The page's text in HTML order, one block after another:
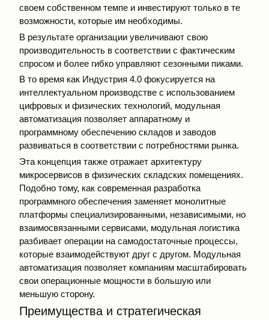
своем собственном темпе и инвестируют только в те
возможности, которые им необходимы.
В результате организации увеличивают свою
производительность в соответствии с фактическим
спросом и более гибко управляют сезонными пиками.
В то время как Индустрия 4.0 фокусируется на
интеллектуальном производстве с использованием
цифровых и физических технологий, модульная
автоматизация позволяет аппаратному и
программному обеспечению складов и заводов
развиваться в соответствии с потребностями рынка.
Эта концепция также отражает архитектуру
микросервисов в физических складских помещениях.
Подобно тому, как современная разработка
программного обеспечения заменяет монолитные
платформы специализированными, независимыми, но
взаимосвязанными сервисами, модульная логистика
разбивает операции на самодостаточные процессы,
которые взаимодействуют друг с другом. Модульная
автоматизация позволяет компаниям масштабировать
свои операционные мощности в большую или
меньшую сторону.
Преимущества и стратегическая